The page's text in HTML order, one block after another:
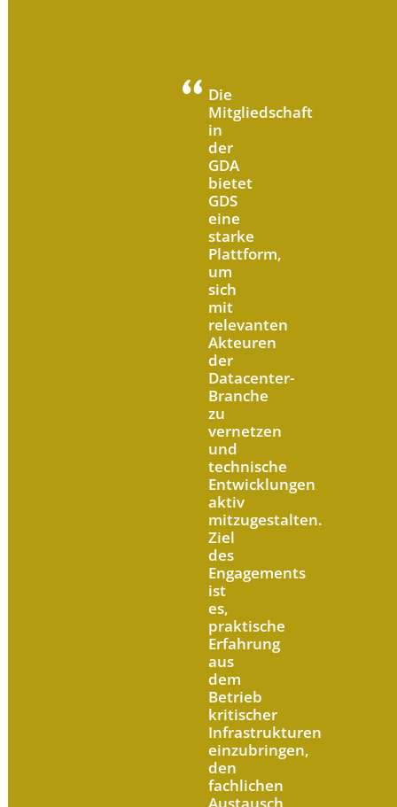
Die
Mitgliedschaft
in
der
GDA
bietet
GDS
eine
starke
Plattform,
um
sich
mit
relevanten
Akteuren
der
Datacenter-
Branche
zu
vernetzen
und
technische
Entwicklungen
aktiv
mitzugestalten.
Ziel
des
Engagements
ist
es,
praktische
Erfahrung
aus
dem
Betrieb
kritischer
Infrastrukturen
einzubringen,
den
fachlichen
Austausch